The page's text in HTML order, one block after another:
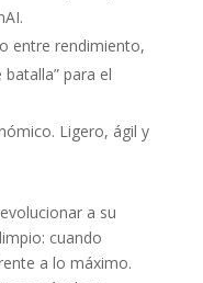
entre rendimiento,
para el
Ligero, ágil y
a su
cuando
a lo máximo.